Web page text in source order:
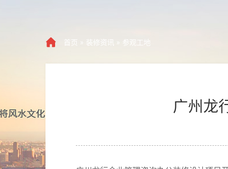
首页 » 装修资讯 » 参观工地
广州龙